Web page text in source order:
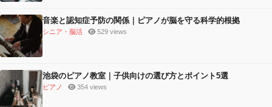
音楽と認知症予防の関係｜ピアノが脳を守る科学的根拠
シニア・脳活 529 views
池袋のピアノ教室｜子供向けの選び方とポイント5選
ピアノ 354 views